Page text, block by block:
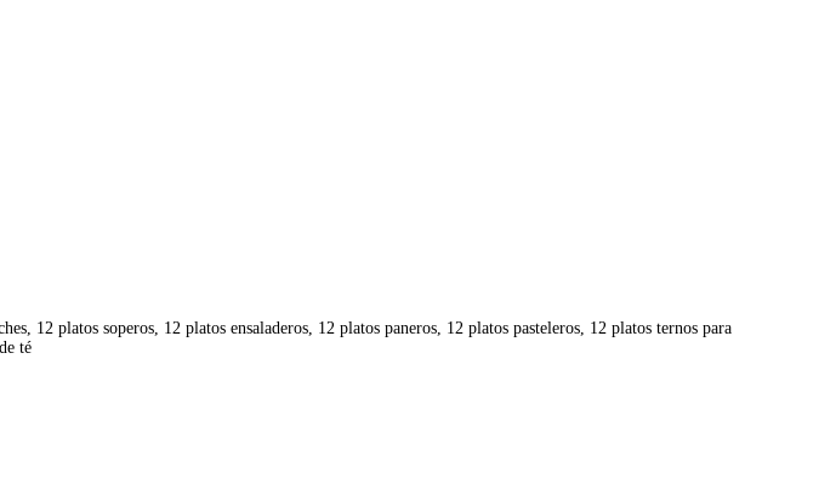
12 platos soperos, 12 platos ensaladeros, 12 platos paneros, 12 platos pasteleros, 12 platos ternos para
té